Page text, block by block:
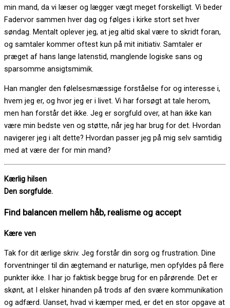
min mand, da vi læser og lægger vægt meget forskelligt. Vi beder
Fadervor sammen hver dag og følges i kirke stort set hver
søndag. Mentalt oplever jeg, at jeg altid skal være to skridt foran,
og samtaler kommer oftest kun på mit initiativ. Samtaler er
præget af hans lange latenstid, manglende logiske sans og
sparsomme ansigtsmimik.
Han mangler den følelsesmæssige forståelse for og interesse i,
hvem jeg er, og hvor jeg er i livet. Vi har forsøgt at tale herom,
men han forstår det ikke. Jeg er sorgfuld over, at han ikke kan
være min bedste ven og støtte, når jeg har brug for det. Hvordan
navigerer jeg i alt dette? Hvordan passer jeg på mig selv samtidig
med at være der for min mand?
Kærlig hilsen
Den sorgfulde.
Find balancen mellem håb, realisme og accept
Kære ven
Tak for dit ærlige skriv. Jeg forstår din sorg og frustration. Dine
forventninger til din ægtemand er naturlige, men opfyldes på flere
punkter ikke. I har jo faktisk begge brug for en pårørende. Det er
skønt, at I elsker hinanden på trods af den svære kommunikation
og adfærd. Uanset, hvad vi kæmper med, er det en stor opgave at